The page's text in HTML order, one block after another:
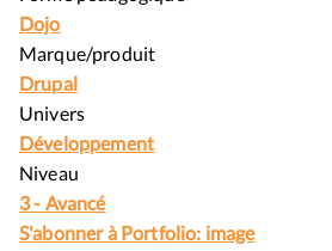
Dojo
Marque/produit
Drupal
Univers
Développement
Niveau
3 - Avancé
S'abonner à Portfolio: image